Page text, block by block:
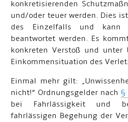
konkretisierenden
und/oder teuer werden. Dies
des Einzelfalls und kann
beantwortet werden. Es
konkreten Verstoß und unter
Einkommensituation des
Einmal mehr gilt:
nicht!“ Ordnungsgelder nach§
bei Fahrlässigkeit und
fahrlässigen Begehung der